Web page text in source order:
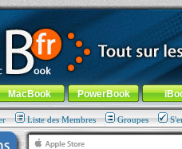
nomade !
général-Aller au menu de
MacBook PowerBook
Liste des Membres Groupes